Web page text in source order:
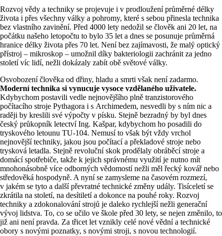
Rozvoj vědy a techniky se projevuje i v prodloužení průměrné délky
života i přes všechny války a pohromy, které s sebou přinesla technika
bez vlastního zavinění. Před 4000 lety nedožil se člověk ani 20 let, na
počátku našeho letopočtu to bylo 35 let a dnes se posunuje průměrná
hranice délky života přes 70 let. Není bez zajímavosti, že malý optický
přístroj – mikroskop – umožnil díky bakteriologii zachránit za jedno
století víc lidí, nežli dokázaly zabít obě světové války.
Osvobození člověka od dřiny, hladu a smrti však není zadarmo.
Moderní technika si vynucuje vysoce vzdělaného uživatele.
Kdybychom postavili vedle nejnovějšího plně tranzistorového
počítacího stroje Pythagora i s Archimedem, nesvedli by s ním nic a
raději by kreslili své výpočty v písku. Stejně bezradný by byl dnes
český průkopník letectví Ing. Kašpar, kdybychom ho posadili do
tryskového letounu TU-104. Nemusí to však být vždy vrchol
nejnovější techniky, jakou jsou počítací a překladové stroje nebo
trysková letadla. Stejně revoluční skok prodělaly obráběcí stroje a
domácí spotřebiče, takže k jejich správnému využití je nutno mít
mnohonásobně více odborných vědomostí nežli měl řecký kovář nebo
středověká hospodyně. A nyní se zamysleme na časovém rozmezí,
v jakém se tyto a další převratné technické změny udály. Tisíceletí se
zkrátila na století, na desítiletí a dokonce na pouhé roky. Rozvoj
techniky a zdokonalování strojů je daleko rychlejší nežli generační
vývoj lidstva. To, co se učilo ve škole před 30 lety, se nejen změnilo, to
již ani není pravda. Za třicet let vznikly celé nové vědní a technické
obory s novými poznatky, s novými stroji, s novou technologií.